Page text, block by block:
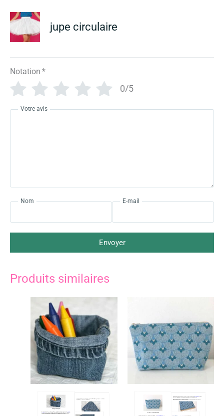
jupe circulaire
Notation *
0/5
Votre avis
Nom E-mail
Envoyer
Produits similaires